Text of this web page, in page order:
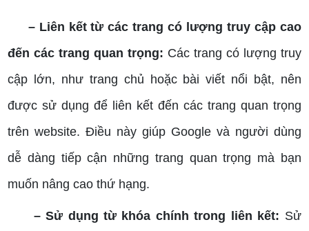
– Liên kết từ các trang có lượng truy cập cao
đến các trang quan trọng: Các trang có lượng truy
cập lớn, như trang chủ hoặc bài viết nổi bật, nên
được sử dụng để liên kết đến các trang quan trọng
trên website. Điều này giúp Google và người dùng
dễ dàng tiếp cận những trang quan trọng mà bạn
muốn nâng cao thứ hạng.
– Sử dụng từ khóa chính trong liên kết: Sử